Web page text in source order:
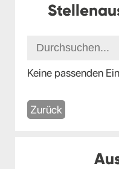
Keine passenden
Zurück